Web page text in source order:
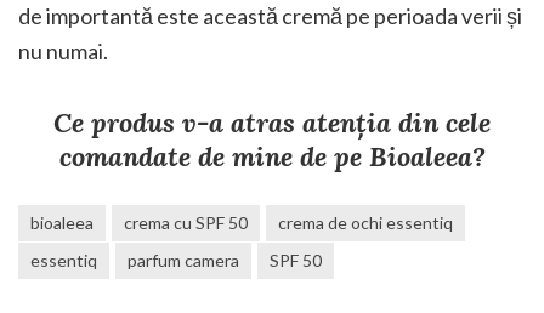
de importantă este această cremă pe perioada verii și
nu numai.
Ce produs v-a atras atenția din cele
comandate de mine de pe Bioaleea?
bioaleea crema cu SPF 50
crema de ochi essentiq
essentiq
parfum camera SPF 50